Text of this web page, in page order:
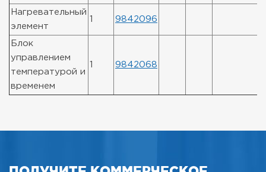
Нагревательный
элемент
9842096
Блок
управлением
температурой и
временем
9842068